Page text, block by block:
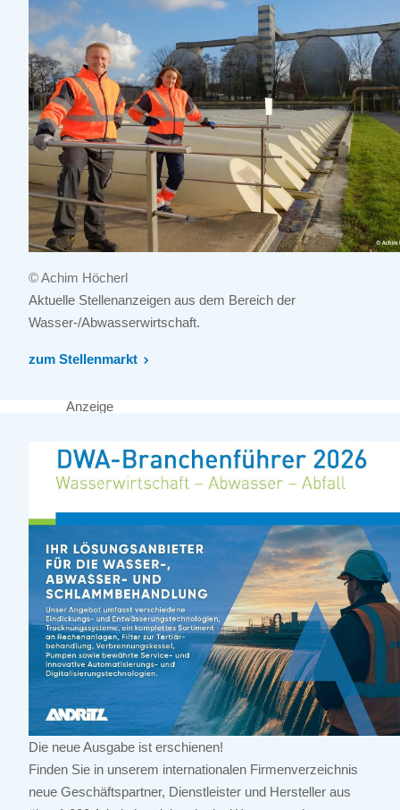
© Achim Höcherl
Aktuelle Stellenanzeigen aus dem Bereich der
Wasser-/Abwasserwirtschaft.
zum Stellenmarkt
Anzeige
Die neue Ausgabe ist erschienen!
Finden Sie in unserem internationalen Firmenverzeichnis
neue Geschäftspartner, Dienstleister und Hersteller aus